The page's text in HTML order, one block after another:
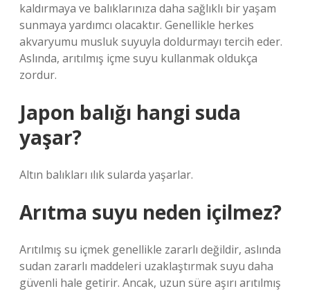
kaldırmaya ve balıklarınıza daha sağlıklı bir yaşam
sunmaya yardımcı olacaktır. Genellikle herkes
akvaryumu musluk suyuyla doldurmayı tercih eder.
Aslında, arıtılmış içme suyu kullanmak oldukça
zordur.
Japon balığı hangi suda
yaşar?
Altın balıkları ılık sularda yaşarlar.
Arıtma suyu neden içilmez?
Arıtılmış su içmek genellikle zararlı değildir, aslında
sudan zararlı maddeleri uzaklaştırmak suyu daha
güvenli hale getirir. Ancak, uzun süre aşırı arıtılmış